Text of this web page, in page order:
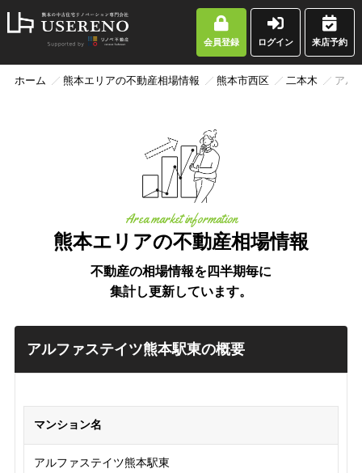
会員登録 ログイン 来店予約
ホーム 熊本エリアの不動産相場情報 熊本市西区 二本木 アル
熊本エリアの不動産相場情報
Area market information
不動産の相場情報を四半期毎に
集計し更新しています。
アルファステイツ熊本駅東の概要
マンション名
アルファステイツ熊本駅東